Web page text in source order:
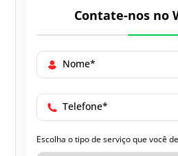
Contate-nos no
Nome*
Telefone*
Escolha o tipo de serviço que você